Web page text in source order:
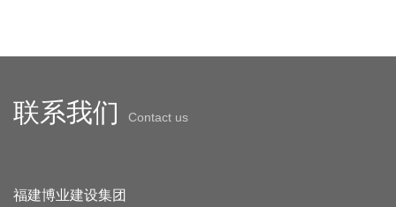
联系我们 Contact us
福建博业建设集团